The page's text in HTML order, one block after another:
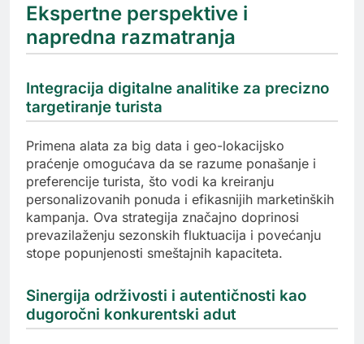
Ekspertne perspektive i
napredna razmatranja
Integracija digitalne analitike za precizno
targetiranje turista
Primena alata za big data i geo-lokacijsko
praćenje omogućava da se razume ponašanje i
preferencije turista, što vodi ka kreiranju
personalizovanih ponuda i efikasnijih marketinških
kampanja. Ova strategija značajno doprinosi
prevazilaženju sezonskih fluktuacija i povećanju
stope popunjenosti smeštajnih kapaciteta.
Sinergija održivosti i autentičnosti kao
dugoročni konkurentski adut